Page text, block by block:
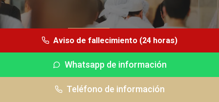
Aviso de fallecimiento (24 horas)
Whatsapp de información
Teléfono de información
CONTÁCTANOS
Whatsapp (24 horas)
Tfno información
Tfno urgencias